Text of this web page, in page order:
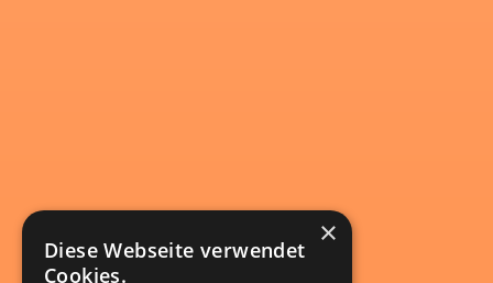
×
Diese Webseite verwendet
Cookies.